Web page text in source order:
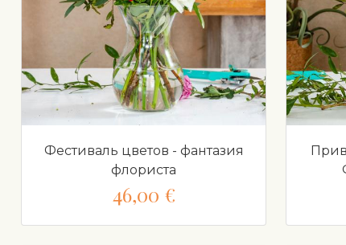
Фестиваль цветов - фантазия
флориста
46,00 €